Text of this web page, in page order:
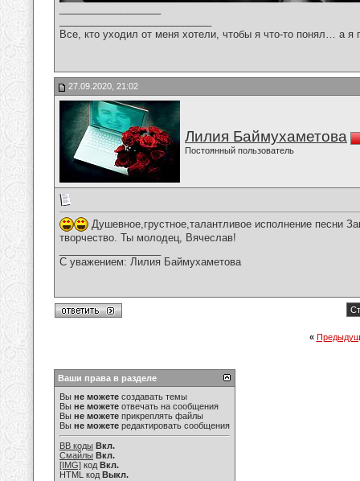
Все, кто уходил от меня хотели, чтобы я что-то понял… а
27.09.2020, 21:02
Лилия Баймухаметова
Постоянный пользователь
Душевное,грустное,талантливое исполнение песни
творчество. Ты молодец, Вячеслав!
С уважением: Лилия Баймухаметова
«
Ваши права в разделе
Вы не можете создавать темы
Вы не можете отвечать на сообщения
Вы не можете прикреплять файлы
Вы не можете редактировать сообщения
BB коды Вкл.
Смайлы Вкл.
[IMG] код Вкл.
HTML код Выкл.